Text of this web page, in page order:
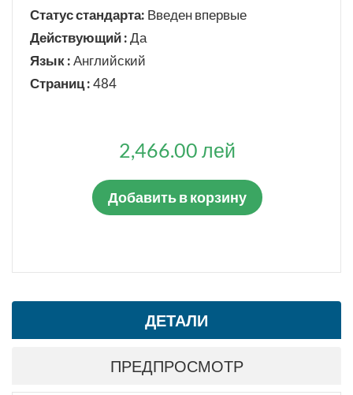
Статус стандарта: Введен впервые
Действующий :Да
Язык :Английский
Страниц :484
2,466.00 лей
Добавить в корзину
ДЕТАЛИ
ПРЕДПРОСМОТР